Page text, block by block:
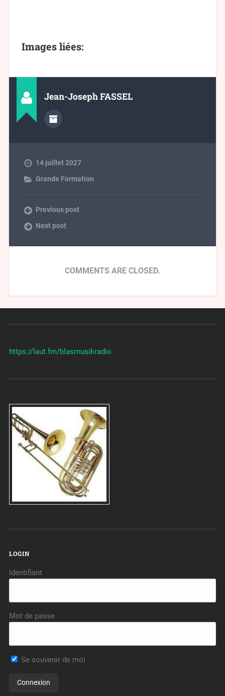
Images liées:
Jean-Joseph FASSEL
14 juillet 2027
Grande Formation
Previous post
Next post
COMMENTS ARE CLOSED.
https://laut.fm/blasmusikradio
LOGIN
Identifiant
Mot de passe
Se souvenir de moi